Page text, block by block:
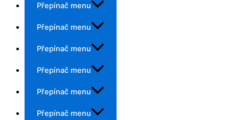
Přepínač menu
Přepínač menu
Přepínač menu
Přepínač menu
Přepínač menu
Přepínač menu